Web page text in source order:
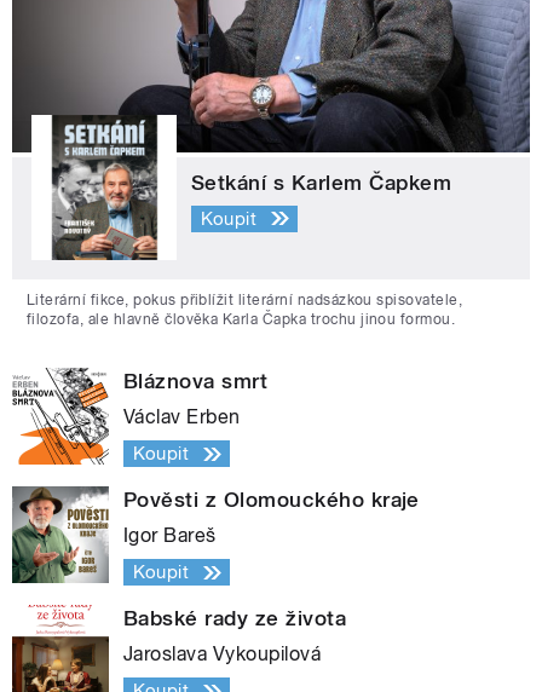
Setkání s Karlem Čapkem
Koupit
Literární fikce, pokus přiblížit literární nadsázkou spisovatele,
filozofa, ale hlavně člověka Karla Čapka trochu jinou formou.
Bláznova smrt
Václav Erben
Koupit
Pověsti z Olomouckého kraje
Igor Bareš
Koupit
Babské rady ze života
Jaroslava Vykoupilová